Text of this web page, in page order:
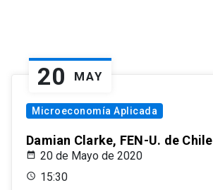
20 MAY
Microeconomía Aplicada
Damian Clarke, FEN-U. de Chile
20 de Mayo de 2020
15:30